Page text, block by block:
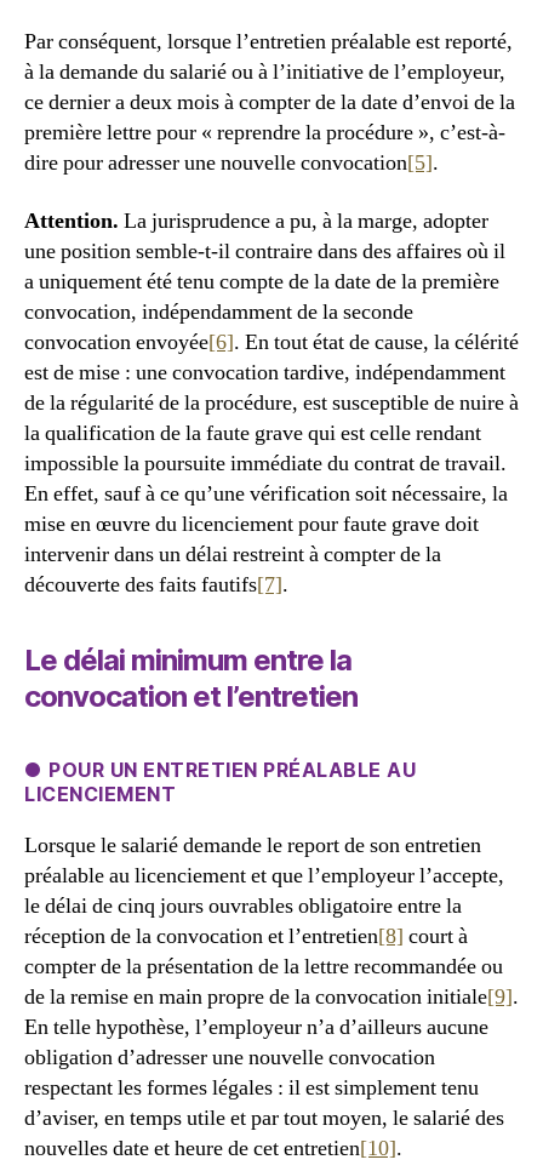
Par conséquent, lorsque l’entretien préalable est reporté,
à la demande du salarié ou à l’initiative de l’employeur,
ce dernier a deux mois à compter de la date d’envoi de la
première lettre pour « reprendre la procédure », c’est-à-
dire pour adresser une nouvelle convocation[5].
Attention. La jurisprudence a pu, à la marge, adopter
une position semble-t-il contraire dans des affaires où il
a uniquement été tenu compte de la date de la première
convocation, indépendamment de la seconde
convocation envoyée[6]. En tout état de cause, la célérité
est de mise : une convocation tardive, indépendamment
de la régularité de la procédure, est susceptible de nuire à
la qualification de la faute grave qui est celle rendant
impossible la poursuite immédiate du contrat de travail.
En effet, sauf à ce qu’une vérification soit nécessaire, la
mise en œuvre du licenciement pour faute grave doit
intervenir dans un délai restreint à compter de la
découverte des faits fautifs[7].
Le délai minimum entre la
convocation et l’entretien
● POUR UN ENTRETIEN PRÉALABLE AU
LICENCIEMENT
Lorsque le salarié demande le report de son entretien
préalable au licenciement et que l’employeur l’accepte,
le délai de cinq jours ouvrables obligatoire entre la
réception de la convocation et l’entretien[8] court à
compter de la présentation de la lettre recommandée ou
de la remise en main propre de la convocation initiale[9].
En telle hypothèse, l’employeur n’a d’ailleurs aucune
obligation d’adresser une nouvelle convocation
respectant les formes légales : il est simplement tenu
d’aviser, en temps utile et par tout moyen, le salarié des
nouvelles date et heure de cet entretien[10].